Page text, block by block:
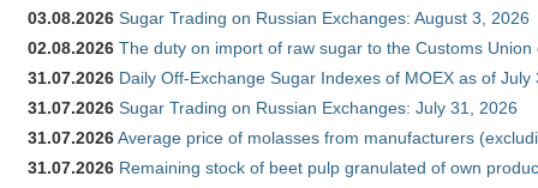
03.08.2026 Sugar Trading on Russian Exchanges: August 3, 2026
02.08.2026 The duty on import of raw sugar to the Customs
31.07.2026 Daily Off-Exchange Sugar Indexes of MOEX as of July
31.07.2026 Sugar Trading on Russian Exchanges: July 31, 2026
31.07.2026Average price of molasses from manufacturers
31.07.2026 Remaining stock of beet pulp granulated of own